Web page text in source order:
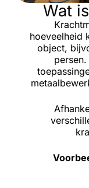
Wat
hoeveelheid
object,